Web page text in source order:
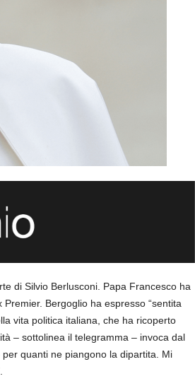
di Silvio Berlusconi. Papa Francesco ha
Bergoglio ha espresso “sentita
vita politica italiana, che ha ricoperto
– sottolinea il telegramma – invoca dal
quanti ne piangono la dipartita. Mi